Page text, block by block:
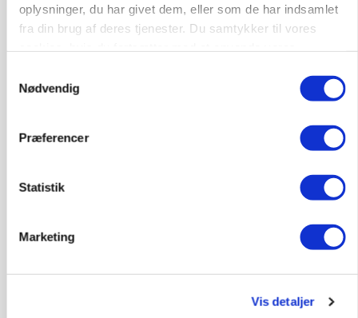
oplysninger, du har givet dem, eller som de har indsamlet
fra din brug af deres tjenester. Du samtykker til vores
Nødvendig
Præferencer
Statistik
Marketing
Vis detaljer
Snart kan man søge tilskud til naturprojekter
PLANTER